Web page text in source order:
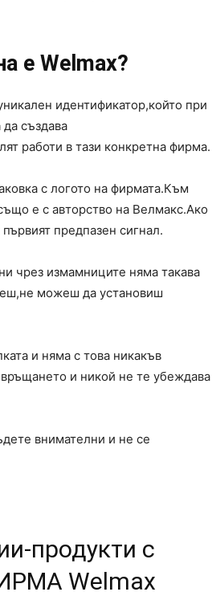
е Welmax?
идентификатор,който при
създава
работи в тази конкретна фирма.
с логото на фирмата.Към
е с авторство на Велмакс.Ако
предпазен сигнал.
чрез измамниците няма такава
можеш да установиш
и няма с това никакъв
и никой не те убеждава
внимателни и не се
продукти с
Welmax